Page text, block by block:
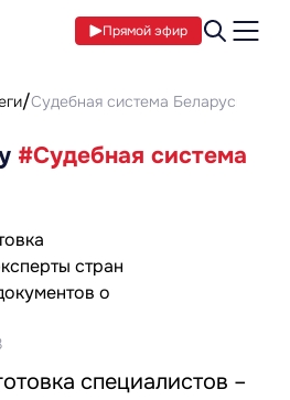
Прямой эфир
Судебная система Беларуси
#Судебная система
специалистов –